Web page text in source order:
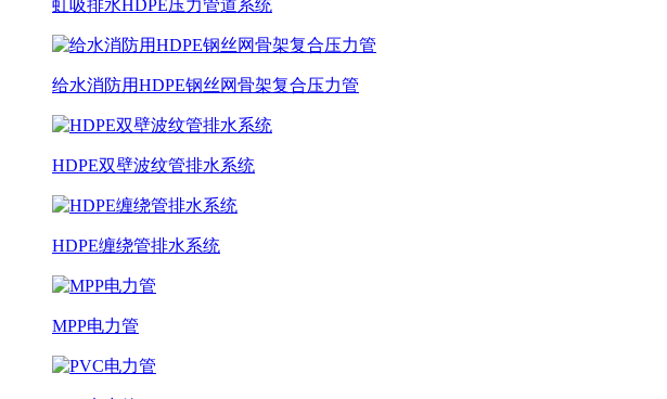
虹吸排水HDPE压力管道系统
给水消防用HDPE钢丝网骨架复合压力管
HDPE双壁波纹管排水系统
HDPE缠绕管排水系统
MPP电力管